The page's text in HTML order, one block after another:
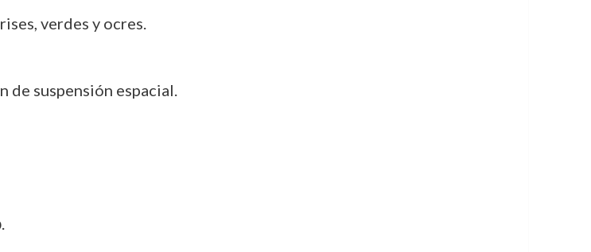
verdes y ocres.
de suspensión espacial.
.